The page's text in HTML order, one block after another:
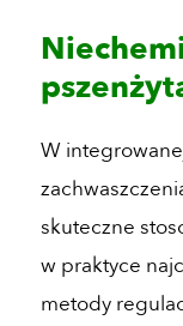
W
skuteczne
w praktyce
metody